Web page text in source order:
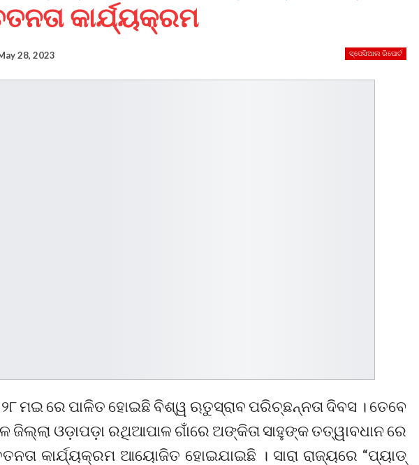
କାର୍ଯ୍ୟକ୍ରମ
ସ୍ପେସିଆଲ ରିପୋର୍ଟ
28, 2023
ମଇ ରେ ପାଳିତ ହୋଇଛି ବିଶ୍ୱ ଋତୁସ୍ରାବ ପରିଚ୍ଛନ୍ନତା ଦିବସ । ତେବେ
ଜିଲ୍ଲା ଓଡ଼ାପଡ଼ା ରଥିଆପାଳ ଗାଁରେ ଅଙ୍କିତା ସାହୁଙ୍କ ତତ୍ୱାବଧାନ ରେ
କାର୍ଯ୍ୟକ୍ରମ ଆୟୋଜିତ ହୋଇଯାଇଛି । ସାରା ରାଜ୍ୟରେ “ପ୍ୟାଡ୍